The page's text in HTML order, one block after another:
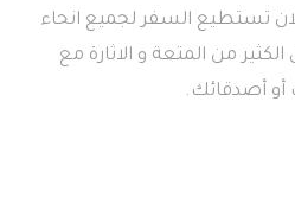
تستطيع السفر لجميع انحاء
من المتعة و الاثارة مع
أو أصدقائك.